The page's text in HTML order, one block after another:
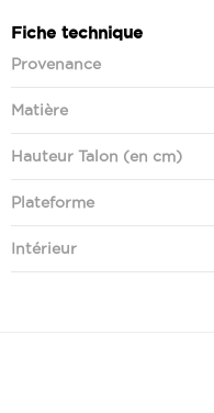
Fiche technique
Provenance
Matière
Hauteur Talon (en cm)
Plateforme
Intérieur